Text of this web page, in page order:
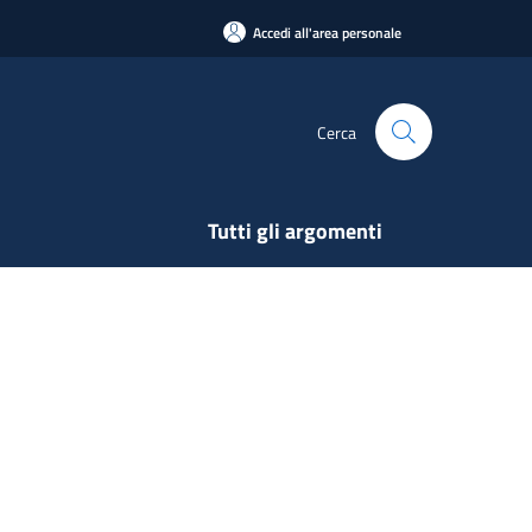
Accedi all'area personale
Cerca
Tutti gli argomenti